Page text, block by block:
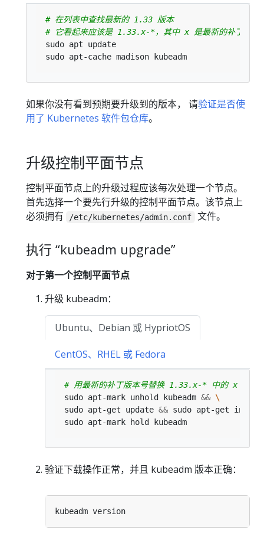
# 在列表中查找最新的 1.33 版本
# 它看起来应该是 1.33.x-*，其中 x 是最新的补丁版本
如果你没有看到预期要升级到的版本， 请验证是否使
用了 Kubernetes 软件包仓库。
升级控制平面节点
控制平面节点上的升级过程应该每次处理一个节点。
首先选择一个要先行升级的控制平面节点。该节点上
必须拥有
/etc/kubernetes/admin.conf 文件。
执行 “kubeadm upgrade”
对于第一个控制平面节点
升级 kubeadm：
Ubuntu、Debian 或 HypriotOS
CentOS、RHEL 或 Fedora
# 用最新的补丁版本号替换 1.33.x-* 中的 x
sudo apt-mark unhold kubeadm &&
sudo apt-get update && sudo apt-get
验证下载操作正常，并且 kubeadm 版本正确：